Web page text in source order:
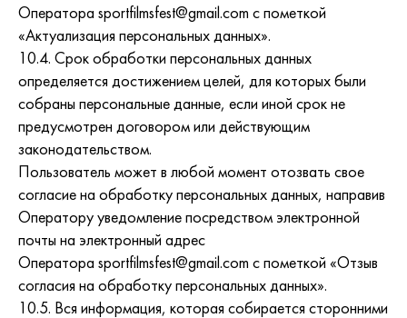
Оператора sportfilmsfest@gmail.com с пометкой
«Актуализация персональных данных».
10.4. Срок обработки персональных данных
определяется достижением целей, для которых были
собраны персональные данные, если иной срок не
предусмотрен договором или действующим
законодательством.
Пользователь может в любой момент отозвать свое
согласие на обработку персональных данных, направив
Оператору уведомление посредством электронной
почты на электронный адрес
Оператора sportfilmsfest@gmail.com с пометкой «Отзыв
согласия на обработку персональных данных».
10.5. Вся информация, которая собирается сторонними